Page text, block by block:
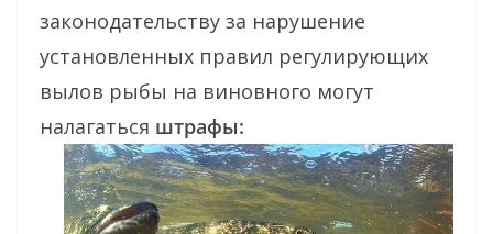
законодательству за нарушение
установленных правил регулирующих
вылов рыбы на виновного могут
налагаться штрафы: